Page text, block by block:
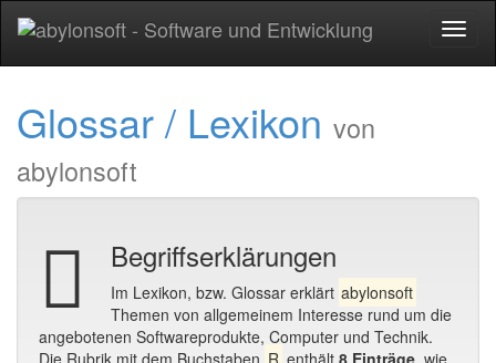
Glossar / Lexikon von
abylonsoft
Begriffserklärungen
Im Lexikon, bzw. Glossar erklärt abylonsoft
Themen von allgemeinem Interesse rund um die
angebotenen Softwareprodukte, Computer und Technik.
Die Rubrik mit dem Buchstaben R enthält 8 Einträge, wie